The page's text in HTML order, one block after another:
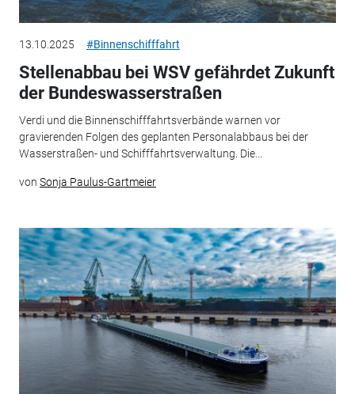
13.10.2025 #Binnenschifffahrt
Stellenabbau bei WSV gefährdet Zukunft
der Bundeswasserstraßen
Verdi und die Binnenschifffahrtsverbände warnen vor
gravierenden Folgen des geplanten Personalabbaus bei der
Wasserstraßen- und Schifffahrtsverwaltung. Die...
von Sonja Paulus-Gartmeier